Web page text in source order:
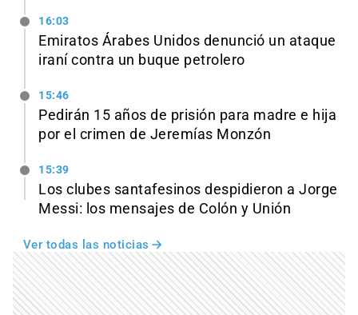
16:03
Emiratos Árabes Unidos denunció un ataque
iraní contra un buque petrolero
15:46
Pedirán 15 años de prisión para madre e hija
por el crimen de Jeremías Monzón
15:39
Los clubes santafesinos despidieron a Jorge
Messi: los mensajes de Colón y Unión
Ver todas las noticias